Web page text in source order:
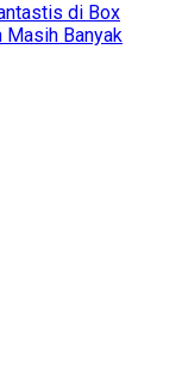
di Box
Masih Banyak